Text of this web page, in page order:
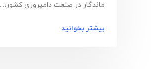
ماندگار در صنعت دامپروری کشور،...
بیشتر بخوانید